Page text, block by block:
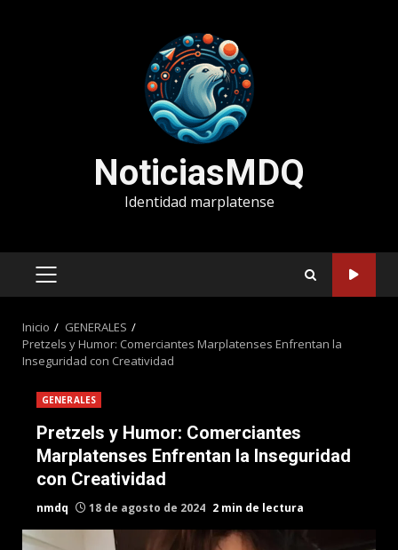
NoticiasMDQ
Identidad marplatense
MENÚ
Inicio
GENERALES
Pretzels y Humor: Comerciantes Marplatenses Enfrentan la
Inseguridad con Creatividad
GENERALES
Pretzels y Humor: Comerciantes
Marplatenses Enfrentan la Inseguridad
con Creatividad
nmdq 18 de agosto de 2024 2 min de lectura